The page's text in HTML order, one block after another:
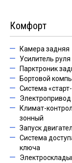
Комфорт
Камера задняя
Усилитель руля
Парктроник
Бортовой
Система
Электропривод
Климат-
зонный
Запуск
Система
ключа